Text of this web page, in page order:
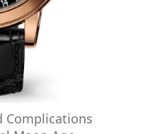
Complications